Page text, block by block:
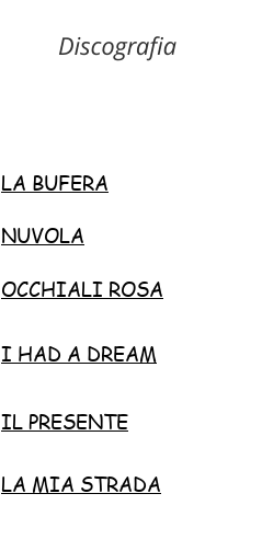
NUVOLA
OCCHIALI ROSA
I HAD A DREAM
IL PRESENTE
LA MIA STRADA
LA BUFERA